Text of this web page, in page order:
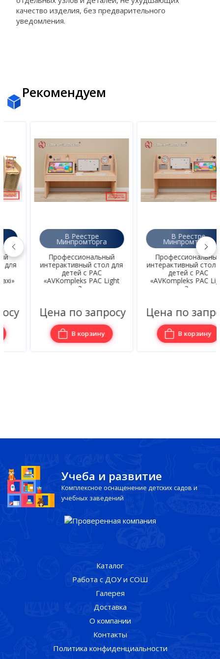
качество изделия, без предварительного
уведомления.
Рекомендуем
В Реестре
Минпромторга
Профессиональный
интерактивный стол для
детей с РАС
«AVKompleks РАС Light
Цена по запросу
В корзину
В Реестре
Минпромторга
Профессиональный
интерактивный стол для
детей с РАС
«AVKompleks РАС Ligth
Цена по запросу
В корзину
Учеба и развитие
Комплексное оснащенение детских садов и
учебных заведений
Каталог
Работа с ДОУ и СОШ
Галерея
Доставка
О компании
Контакты
Политика конфиденциальности